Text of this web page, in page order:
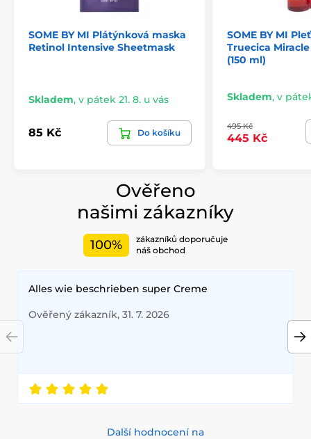
SOME BY MI Plátýnková maska
Retinol Intensive Sheetmask
Skladem, v pátek 21. 8. u vás
85 Kč Do košíku
SOME BY MI
Truecica
(150 ml)
Skladem, v
495 Kč
445 Kč
Ověřeno
našimi zákazníky
100%
zákazníků doporučuje
náš obchod
Alles wie beschrieben super Creme
Ověřený zákazník, 31. 7. 2026
Další hodnocení na